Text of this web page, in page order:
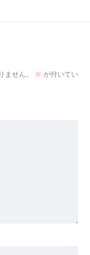
ません。 ※ が付いてい